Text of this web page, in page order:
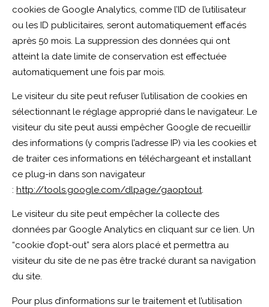
cookies de Google Analytics, comme l’ID de l’utilisateur
ou les ID publicitaires, seront automatiquement effacés
après 50 mois. La suppression des données qui ont
atteint la date limite de conservation est effectuée
automatiquement une fois par mois.
Le visiteur du site peut refuser l’utilisation de cookies en
sélectionnant le réglage approprié dans le navigateur. Le
visiteur du site peut aussi empêcher Google de recueillir
des informations (y compris l’adresse IP) via les cookies et
de traiter ces informations en téléchargeant et installant
ce plug-in dans son navigateur
: http://tools.google.com/dlpage/gaoptout.
Le visiteur du site peut empêcher la collecte des
données par Google Analytics en cliquant sur ce lien. Un
“cookie d’opt-out” sera alors placé et permettra au
visiteur du site de ne pas être tracké durant sa navigation
du site.
Pour plus d’informations sur le traitement et l’utilisation